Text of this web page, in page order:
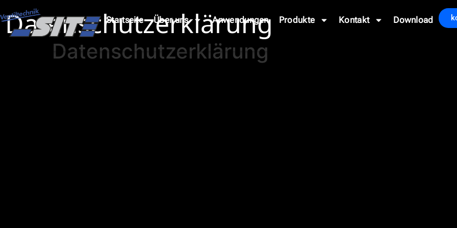
Startseite Über uns Anwendungen Produkte Kontakt Download
Datenschutzerklärung
Datenschutzerklärung